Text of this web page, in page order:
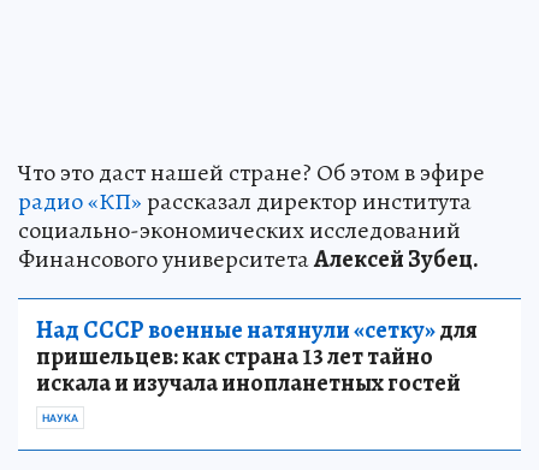
Что это даст нашей стране? Об этом в эфире
радио «КП»рассказал директор института
социально-экономических исследований
Финансового университетаАлексей Зубец.
Над СССР военные натянули «сетку»для
пришельцев: как страна 13 лет тайно
искала и изучала инопланетных гостей
НАУКА